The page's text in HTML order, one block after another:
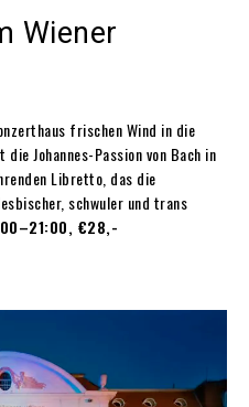
Wiener
frischen Wind in die
Johannes-Passion von Bach in
Libretto, das die
schwuler und trans
€28,-